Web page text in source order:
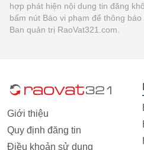
hợp phát hiện nội dung tin đăng
bấm nút Báo vi phạm để thông
Ban quản trị RaoVat321.com.
Giới thiệu
Quy định đăng tin
Điều khoản sử dụng